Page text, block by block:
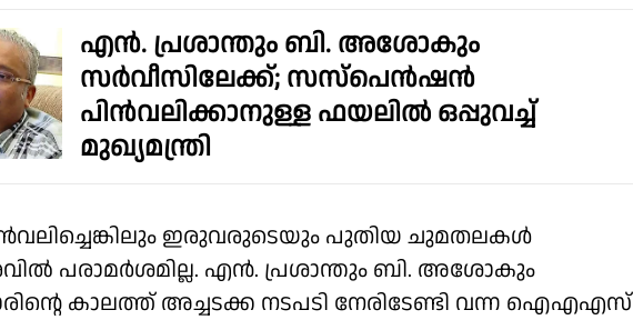
എൻ. പ്രശാന്തും ബി. അശോകും
സർവീസിലേക്ക്; സസ്പെൻഷൻ
പിൻവലിക്കാനുള്ള ഫയലിൽ ഒപ്പുവച്ച്
മുഖ്യമന്ത്രി
ഇരുവരുടെയും പുതിയ ചുമതലകൾ
പരാമർശമില്ല. എൻ. പ്രശാന്തും ബി. അശോകും
കാലത്ത് അച്ചടക്ക നടപടി നേരിടേണ്ടി വന്ന ഐഎഎസ്